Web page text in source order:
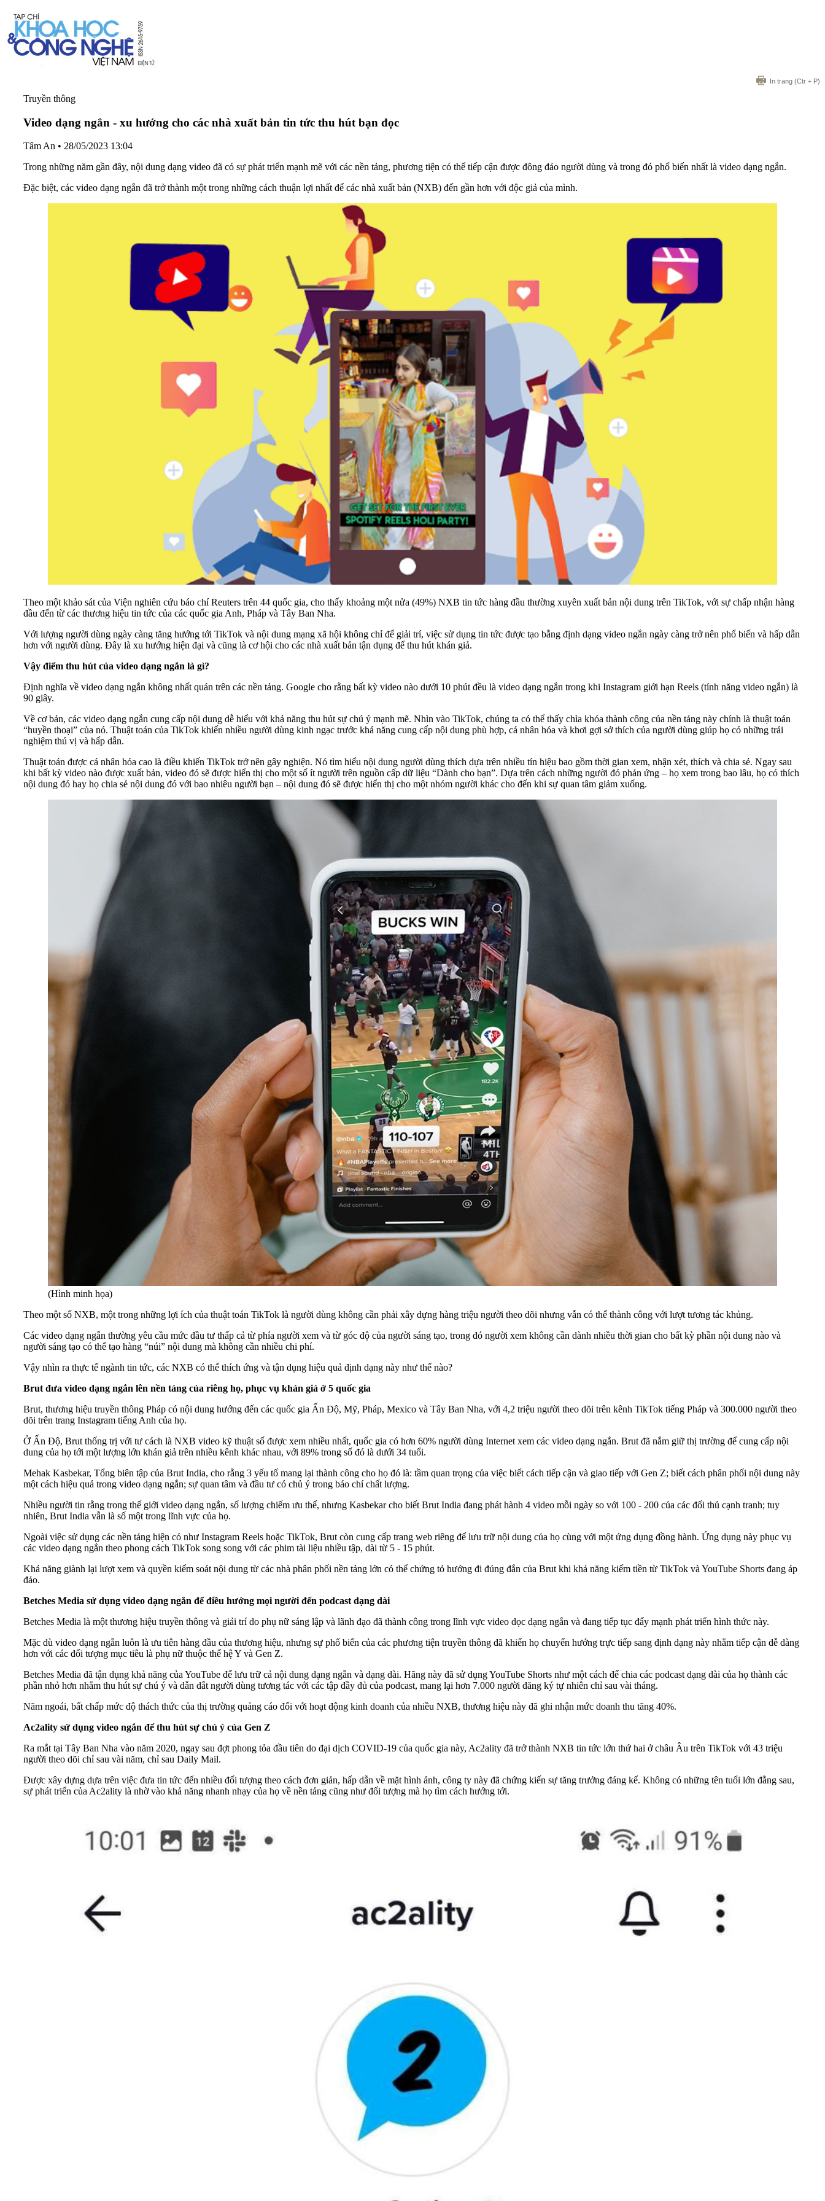
In trang (Ctr + P)
Truyền thông
Video dạng ngắn - xu hướng cho các nhà xuất bản tin tức thu hút bạn đọc
Tâm An • 28/05/2023 13:04
Trong những năm gần đây, nội dung dạng video đã có sự phát triển mạnh mẽ với các nền tảng, phương tiện có thể tiếp cận được đông đảo người dùng và trong đó phổ biến nhất là video dạng ngắn.
Đặc biệt, các video dạng ngắn đã trở thành một trong những cách thuận lợi nhất để các nhà xuất bản (NXB) đến gần hơn với độc giả của mình.
Theo một khảo sát của Viện nghiên cứu báo chí Reuters trên 44 quốc gia, cho thấy khoảng một nửa (49%) NXB tin tức hàng đầu thường xuyên xuất bản nội dung trên TikTok, với sự chấp nhận hàng
đầu đến từ các thương hiệu tin tức của các quốc gia Anh, Pháp và Tây Ban Nha.
Với lượng người dùng ngày càng tăng hướng tới TikTok và nội dung mạng xã hội không chỉ để giải trí, việc sử dụng tin tức được tạo bằng định dạng video ngắn ngày càng trở nên phổ biến và hấp dẫn
hơn với người dùng. Đây là xu hướng hiện đại và cũng là cơ hội cho các nhà xuất bản tận dụng để thu hút khán giả.
Vậy điểm thu hút của video dạng ngắn là gì?
Định nghĩa về video dạng ngắn không nhất quán trên các nền tảng. Google cho rằng bất kỳ video nào dưới 10 phút đều là video dạng ngắn trong khi Instagram giới hạn Reels (tính năng video ngắn) là
90 giây.
Về cơ bản, các video dạng ngắn cung cấp nội dung dễ hiểu với khả năng thu hút sự chú ý mạnh mẽ. Nhìn vào TikTok, chúng ta có thể thấy chìa khóa thành công của nền tảng này chính là thuật toán
“huyền thoại” của nó. Thuật toán của TikTok khiến nhiều người dùng kinh ngạc trước khả năng cung cấp nội dung phù hợp, cá nhân hóa và khơi gợi sở thích của người dùng giúp họ có những trải
nghiệm thú vị và hấp dẫn.
Thuật toán được cá nhân hóa cao là điều khiến TikTok trở nên gây nghiện. Nó tìm hiểu nội dung người dùng thích dựa trên nhiều tín hiệu bao gồm thời gian xem, nhận xét, thích và chia sẻ. Ngay sau
khi bất kỳ video nào được xuất bản, video đó sẽ được hiển thị cho một số ít người trên nguồn cấp dữ liệu “Dành cho bạn”. Dựa trên cách những người đó phản ứng – họ xem trong bao lâu, họ có thích
nội dung đó hay họ chia sẻ nội dung đó với bao nhiêu người bạn – nội dung đó sẽ được hiển thị cho một nhóm người khác cho đến khi sự quan tâm giảm xuống.
(Hình minh họa)
Theo một số NXB, một trong những lợi ích của thuật toán TikTok là người dùng không cần phải xây dựng hàng triệu người theo dõi nhưng vẫn có thể thành công với lượt tương tác khủng.
Các video dạng ngắn thường yêu cầu mức đầu tư thấp cả từ phía người xem và từ góc độ của người sáng tạo, trong đó người xem không cần dành nhiều thời gian cho bất kỳ phần nội dung nào và
người sáng tạo có thể tạo hàng “núi” nội dung mà không cần nhiều chi phí.
Vậy nhìn ra thực tế ngành tin tức, các NXB có thể thích ứng và tận dụng hiệu quả định dạng này như thế nào?
Brut đưa video dạng ngắn lên nền tảng của riêng họ, phục vụ khán giả ở 5 quốc gia
Brut, thương hiệu truyền thông Pháp có nội dung hướng đến các quốc gia Ấn Độ, Mỹ, Pháp, Mexico và Tây Ban Nha, với 4,2 triệu người theo dõi trên kênh TikTok tiếng Pháp và 300.000 người theo
dõi trên trang Instagram tiếng Anh của họ.
Ở Ấn Độ, Brut thống trị với tư cách là NXB video kỹ thuật số được xem nhiều nhất, quốc gia có hơn 60% người dùng Internet xem các video dạng ngắn. Brut đã nắm giữ thị trường để cung cấp nội
dung của họ tới một lượng lớn khán giả trên nhiều kênh khác nhau, với 89% trong số đó là dưới 34 tuổi.
Mehak Kasbekar, Tổng biên tập của Brut India, cho rằng 3 yếu tố mang lại thành công cho họ đó là: tầm quan trọng của việc biết cách tiếp cận và giao tiếp với Gen Z; biết cách phân phối nội dung này
một cách hiệu quả trong video dạng ngắn; sự quan tâm và đầu tư có chủ ý trong báo chí chất lượng.
Nhiều người tin rằng trong thế giới video dạng ngắn, số lượng chiếm ưu thế, nhưng Kasbekar cho biết Brut India đang phát hành 4 video mỗi ngày so với 100 - 200 của các đối thủ cạnh tranh; tuy
nhiên, Brut India vẫn là số một trong lĩnh vực của họ.
Ngoài việc sử dụng các nền tảng hiện có như Instagram Reels hoặc TikTok, Brut còn cung cấp trang web riêng để lưu trữ nội dung của họ cùng với một ứng dụng đồng hành. Ứng dụng này phục vụ
các video dạng ngắn theo phong cách TikTok song song với các phim tài liệu nhiều tập, dài từ 5 - 15 phút.
Khả năng giành lại lượt xem và quyền kiểm soát nội dung từ các nhà phân phối nền tảng lớn có thể chứng tỏ hướng đi đúng đắn của Brut khi khả năng kiếm tiền từ TikTok và YouTube Shorts đang áp
đảo.
Betches Media sử dụng video dạng ngắn để điều hướng mọi người đến podcast dạng dài
Betches Media là một thương hiệu truyền thông và giải trí do phụ nữ sáng lập và lãnh đạo đã thành công trong lĩnh vực video dọc dạng ngắn và đang tiếp tục đẩy mạnh phát triển hình thức này.
Mặc dù video dạng ngắn luôn là ưu tiên hàng đầu của thương hiệu, nhưng sự phổ biến của các phương tiện truyền thông đã khiến họ chuyển hướng trực tiếp sang định dạng này nhằm tiếp cận dễ dàng
hơn với các đối tượng mục tiêu là phụ nữ thuộc thế hệ Y và Gen Z.
Betches Media đã tận dụng khả năng của YouTube để lưu trữ cả nội dung dạng ngắn và dạng dài. Hãng này đã sử dụng YouTube Shorts như một cách để chia các podcast dạng dài của họ thành các
phần nhỏ hơn nhằm thu hút sự chú ý và dẫn dắt người dùng tương tác với các tập đầy đủ của podcast, mang lại hơn 7.000 người đăng ký tự nhiên chỉ sau vài tháng.
Năm ngoái, bất chấp mức độ thách thức của thị trường quảng cáo đối với hoạt động kinh doanh của nhiều NXB, thương hiệu này đã ghi nhận mức doanh thu tăng 40%.
Ac2ality sử dụng video ngắn để thu hút sự chú ý của Gen Z
Ra mắt tại Tây Ban Nha vào năm 2020, ngay sau đợt phong tỏa đầu tiên do đại dịch COVID-19 của quốc gia này, Ac2ality đã trở thành NXB tin tức lớn thứ hai ở châu Âu trên TikTok với 43 triệu
người theo dõi chỉ sau vài năm, chỉ sau Daily Mail.
Được xây dựng dựa trên việc đưa tin tức đến nhiều đối tượng theo cách đơn giản, hấp dẫn về mặt hình ảnh, công ty này đã chứng kiến sự tăng trưởng đáng kể. Không có những tên tuổi lớn đằng sau,
sự phát triển của Ac2ality là nhờ vào khả năng nhanh nhạy của họ về nền tảng cũng như đối tượng mà họ tìm cách hướng tới.